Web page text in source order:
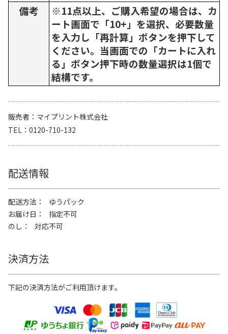
備考
※11点以上、ご購入希望の場合は、カ
ート画面で「10+」を選択、必要数量
を入力し「再計算」ボタンを押下して
ください。当画面での「カートに入れ
る」ボタン押下時の数量選択は1個で
結構です。
販売者
マイプリント株式会社
TEL
0120-710-132
配送情報
配送方法
ゆうパック
お届け日
指定不可
のし
対応不可
決済方法
下記の決済方法がご利用頂けます。